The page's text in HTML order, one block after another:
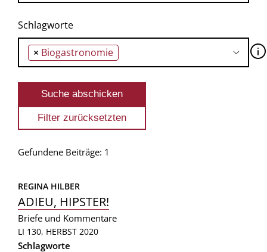
Schlagworte
× Biogastronomie 🛈
Gefundene Beiträge: 1
REGINA HILBER
ADIEU, HIPSTER!
Briefe und Kommentare
LI 130, HERBST 2020
Schlagworte